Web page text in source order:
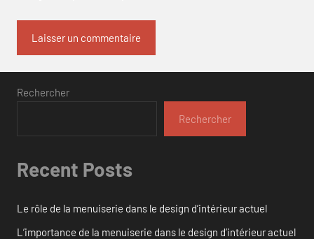
Rechercher
Rechercher
Recent Posts
Le rôle de la menuiserie dans le design d’intérieur actuel
L’importance de la menuiserie dans le design d’intérieur actuel